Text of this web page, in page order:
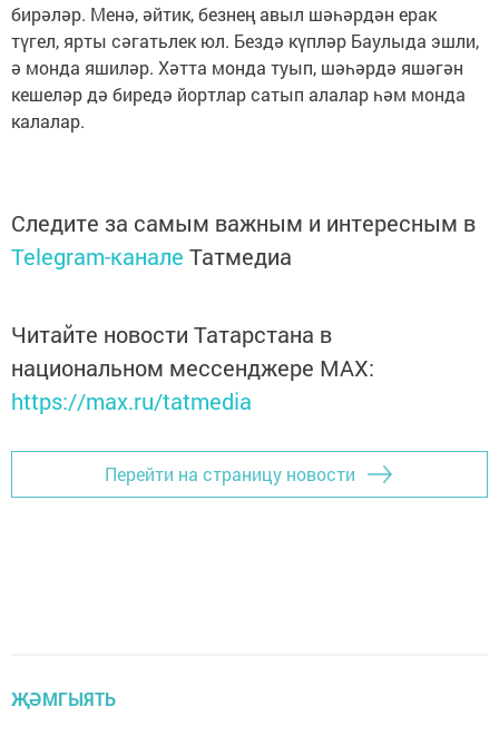
бирәләр. Менә, әйтик, безнең авыл шәһәрдән ерак
түгел, ярты сәгатьлек юл. Бездә күпләр Баулыда эшли,
ә монда яшиләр. Хәтта монда туып, шәһәрдә яшәгән
кешеләр дә биредә йортлар сатып алалар һәм монда
калалар.
Следите за самым важным и интересным в
Telegram-канале Татмедиа
Читайте новости Татарстана в
национальном мессенджере MАХ:
https://max.ru/tatmedia
Перейти на страницу новости
ҖӘМГЫЯТЬ